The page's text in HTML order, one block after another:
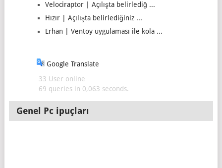
Velociraptor | Açılışta belirlediğ ...
Hızır | Açılışta belirlediğiniz ...
Erhan | Ventoy uygulaması ile kola ...
Google Translate
33 User online
69 queries in 0,063 seconds.
Genel Pc ipuçları